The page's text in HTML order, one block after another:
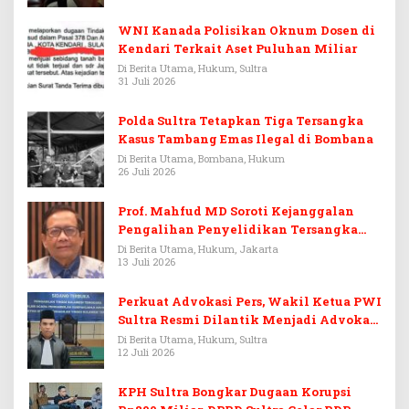
WNI Kanada Polisikan Oknum Dosen di
Kendari Terkait Aset Puluhan Miliar
Di Berita Utama, Hukum, Sultra
31 Juli 2026
Polda Sultra Tetapkan Tiga Tersangka
Kasus Tambang Emas Ilegal di Bombana
Di Berita Utama, Bombana, Hukum
26 Juli 2026
Prof. Mahfud MD Soroti Kejanggalan
Pengalihan Penyelidikan Tersangka
Febrie Adriansyah
Di Berita Utama, Hukum, Jakarta
13 Juli 2026
Perkuat Advokasi Pers, Wakil Ketua PWI
Sultra Resmi Dilantik Menjadi Advokat
PERADI
Di Berita Utama, Hukum, Sultra
12 Juli 2026
KPH Sultra Bongkar Dugaan Korupsi